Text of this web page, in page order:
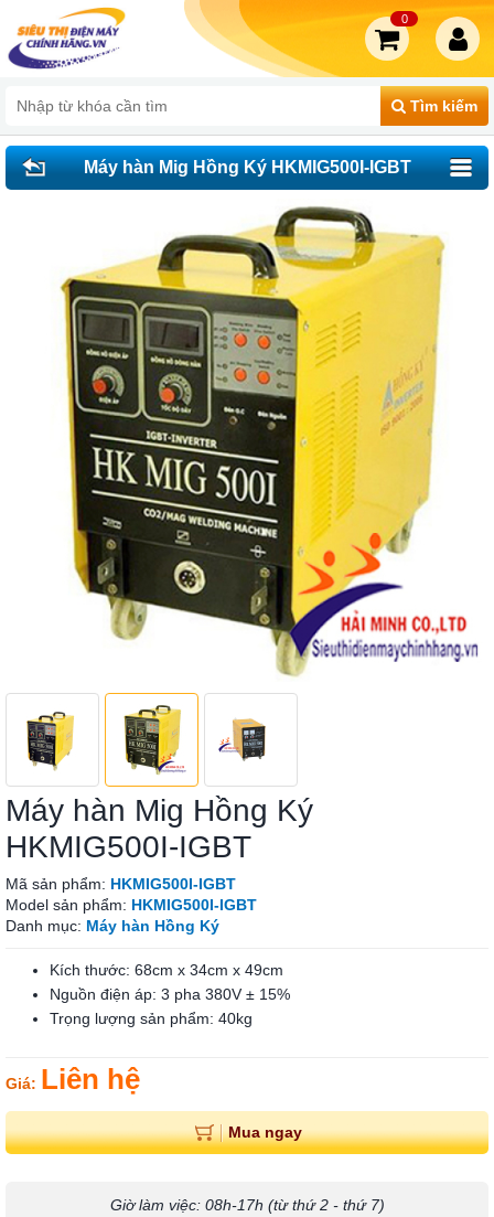
Tìm kiếm
0
Máy hàn Mig Hồng Ký HKMIG500I-IGBT
Máy hàn Mig Hồng Ký
HKMIG500I-IGBT
Mã sản phẩm: HKMIG500I-IGBT
Model sản phẩm: HKMIG500I-IGBT
Danh mục: Máy hàn Hồng Ký
Kích thước: 68cm x 34cm x 49cm
Nguồn điện áp: 3 pha 380V ± 15%
Trọng lượng sản phẩm: 40kg
Giá: Liên hệ
Mua ngay
Giờ làm việc: 08h-17h (từ thứ 2 - thứ 7)